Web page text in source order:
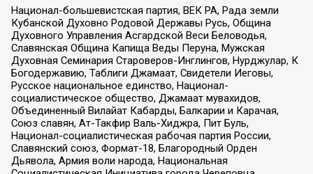
Национал-большевистская партия, ВЕК РА, Рада земли
Кубанской Духовно Родовой Державы Русь, Община
Духовного Управления Асгардской Веси Беловодья,
Славянская Община Капища Веды Перуна, Мужская
Духовная Семинария Староверов-Инглингов, Нурджулар, К
Богодержавию, Таблиги Джамаат, Свидетели Иеговы,
Русское национальное единство, Национал-
социалистическое общество, Джамаат мувахидов,
Объединенный Вилайат Кабарды, Балкарии и Карачая,
Союз славян, Ат-Такфир Валь-Хиджра, Пит Буль,
Национал-социалистическая рабочая партия России,
Славянский союз, Формат-18, Благородный Орден
Дьявола, Армия воли народа, Национальная